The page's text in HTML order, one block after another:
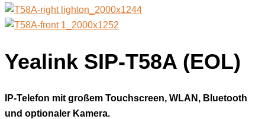
Yealink SIP-T58A (EOL)
IP-Telefon mit großem Touchscreen, WLAN, Bluetooth
und optionaler Kamera.